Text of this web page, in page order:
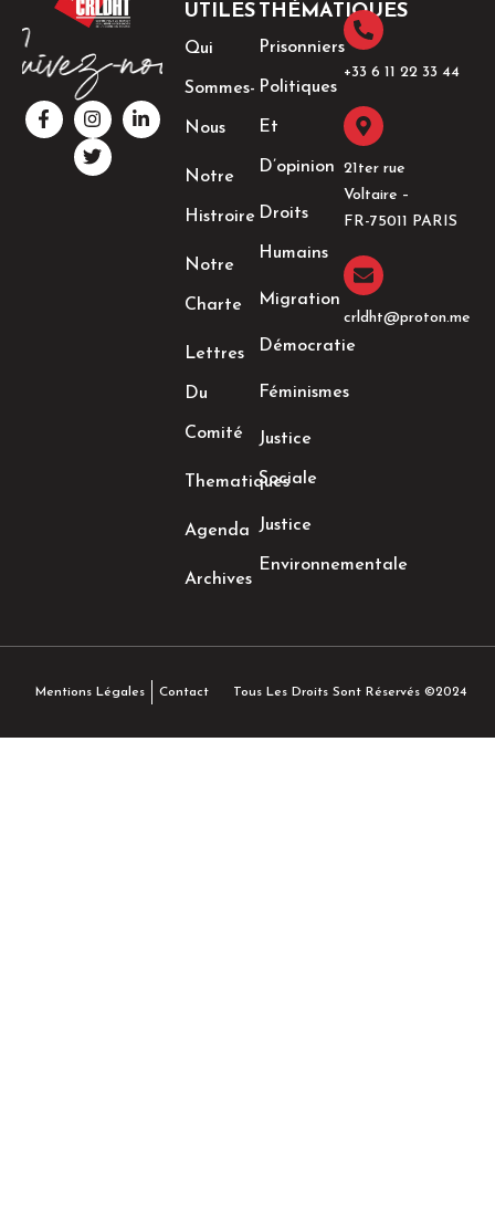
F
a
c
I
n
s
t
a
L
i
n
T
w
i
t
t
UTILES
Qui
Sommes-
Nous
Notre
Histroire
Notre
Charte
Lettres
Du
Comité
Thematiques
Agenda
Archives
THÉMATIQUES
Prisonniers
Politiques
Et
D’opinion
Droits
Humains
Migration
Démocratie
Féminismes
Justice
Sociale
Justice
Environnementale
+33 6 11 22 33 44​
21ter rue
Voltaire –
FR-75011 PARIS
crldht@proton.me
Mentions Légales Contact Tous Les Droits Sont Réservés ©2024